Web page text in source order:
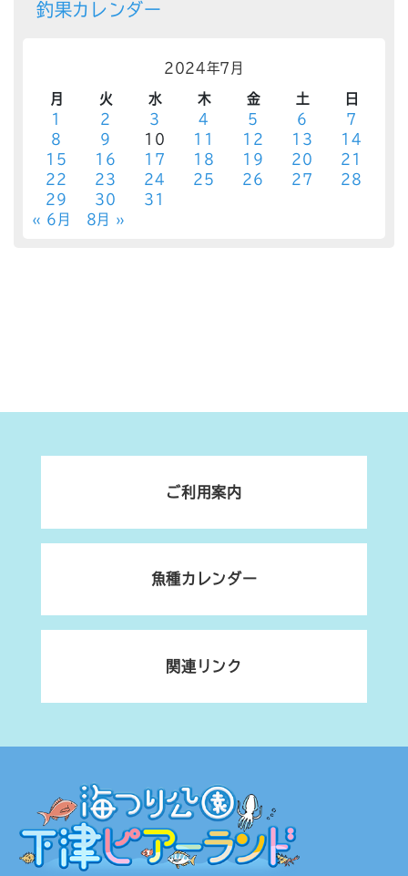
釣果カレンダー
2024年7月
月 火 水 木 金 土
日
1
2 3 4 5 6
7
8
9 10 11 12 13
14
15
16 17 18 19 20
21
22
23 24 25 26 27
28
29
30
31
« 6月
8月 »
ご利用案内
魚種カレンダー
関連リンク